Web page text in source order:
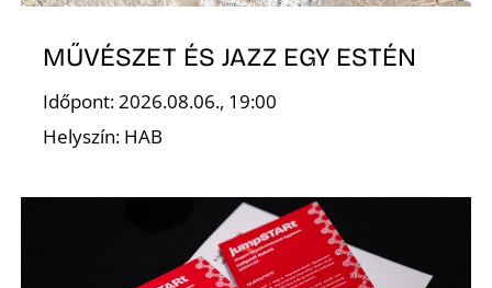
MŰVÉSZET ÉS JAZZ EGY ESTÉN
Időpont: 2026.08.06., 19:00
Helyszín: HAB